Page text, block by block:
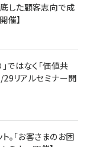
した顧客志向で成
催】
ではなく「価値共
29リアルセミナー開
「お客さまのお困